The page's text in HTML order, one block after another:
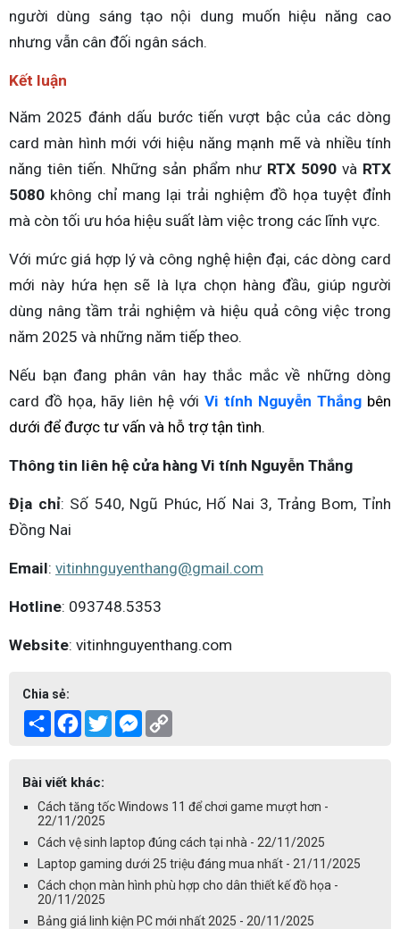
người dùng sáng tạo nội dung muốn hiệu năng cao
nhưng vẫn cân đối ngân sách.
Kết luận
Năm 2025 đánh dấu bước tiến vượt bậc của các dòng
card màn hình mới với hiệu năng mạnh mẽ và nhiều tính
năng tiên tiến. Những sản phẩm như RTX 5090 và RTX
5080 không chỉ mang lại trải nghiệm đồ họa tuyệt đỉnh
mà còn tối ưu hóa hiệu suất làm việc trong các lĩnh vực.
Với mức giá hợp lý và công nghệ hiện đại, các dòng card
mới này hứa hẹn sẽ là lựa chọn hàng đầu, giúp người
dùng nâng tầm trải nghiệm và hiệu quả công việc trong
năm 2025 và những năm tiếp theo.
Nếu bạn đang phân vân hay thắc mắc về những dòng
card đồ họa, hãy liên hệ với Vi tính Nguyễn Thắng bên
dưới để được tư vấn và hỗ trợ tận tình.
Thông tin liên hệ cửa hàng Vi tính Nguyễn Thắng
Địa chỉ: Số 540, Ngũ Phúc, Hố Nai 3, Trảng Bom, Tỉnh
Đồng Nai
Email: vitinhnguyenthang@gmail.com
Hotline: 093748.5353
Website: vitinhnguyenthang.com
Chia sẻ:
Share Facebook
TwitterMessenger
Bài viết khác:
Cách tăng tốc Windows 11 để chơi game mượt hơn -
22/11/2025
Cách vệ sinh laptop đúng cách tại nhà - 22/11/2025
Laptop gaming dưới 25 triệu đáng mua nhất - 21/11/2025
Cách chọn màn hình phù hợp cho dân thiết kế đồ họa -
20/11/2025
Bảng giá linh kiện PC mới nhất 2025 - 20/11/2025